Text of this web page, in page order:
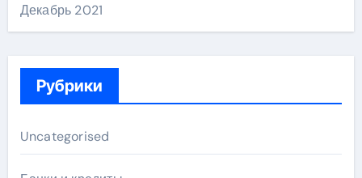
Декабрь 2021
Рубрики
Uncategorised